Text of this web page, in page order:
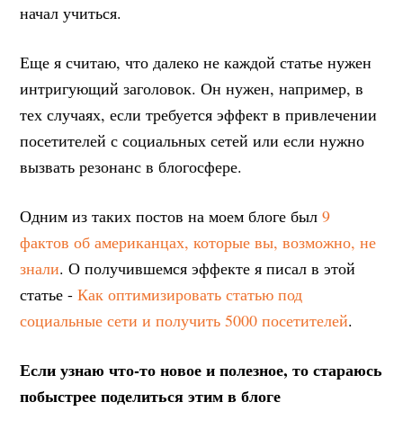
начал учиться.
Еще я считаю, что далеко не каждой статье нужен
интригующий заголовок. Он нужен, например, в
тех случаях, если требуется эффект в привлечении
посетителей с социальных сетей или если нужно
вызвать резонанс в блогосфере.
Одним из таких постов на моем блоге был9
фактов об американцах, которые вы, возможно, не
знали. О получившемся эффекте я писал в этой
статье -Как оптимизировать статью под
социальные сети и получить 5000 посетителей.
Если узнаю что-то новое и полезное, то стараюсь
побыстрее поделиться этим в блоге